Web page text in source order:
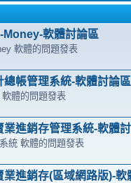
Money-軟體討論區
軟體的問題發表
總帳管理系統-軟體討論區
體的問題發表
業進銷存管理系統-軟體
統 軟體的問題發表
業進銷存(區域網路版)-軟